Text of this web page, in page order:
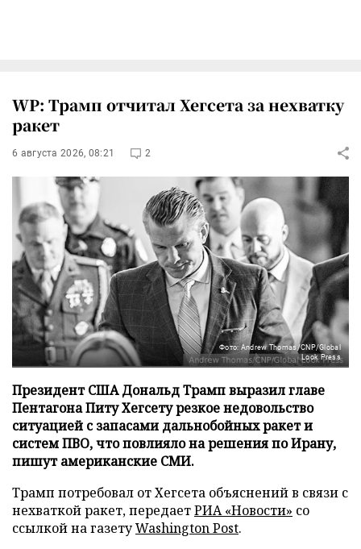
WP: Трамп отчитал Хегсета за нехватку
ракет
6 августа 2026, 08:21 2
Фото: Andrew Thomas/CNP/Global
Look Press
Президент США Дональд Трамп выразил главе
Пентагона Питу Хегсету резкое недовольство
ситуацией с запасами дальнобойных ракет и
систем ПВО, что повлияло на решения по Ирану,
пишут американские СМИ.
Трамп потребовал от Хегсета объяснений в связи с
нехваткой ракет, передаетРИА «Новости» со
ссылкой на газетуWashington Post.